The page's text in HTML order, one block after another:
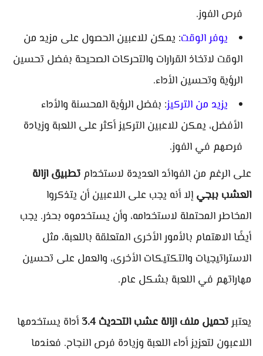
فرص الفوز.
يوفر الوقت: يمكن للاعبين الحصول على مزيد من
الوقت لاتخاذ القرارات والتحركات الصحيحة بفضل تحسين
الرؤية وتحسين الأداء.
يزيد من التركيز: بفضل الرؤية المحسنة والأداء
الأفضل، يمكن للاعبين التركيز أكثر على اللعبة وزيادة
فرصهم في الفوز.
على الرغم من الفوائد العديدة لاستخدام تطبيق ازالة
العشب ببجي إلا أنه يجب على اللاعبين أن يتذكروا
المخاطر المحتملة لاستخدامه، وأن يستخدموه بحذر. يجب
أيضًا الاهتمام بالأمور الأخرى المتعلقة باللعبة، مثل
الاستراتيجيات والتكتيكات الأخرى، والعمل على تحسين
مهاراتهم في اللعبة بشكل عام.
يعتبرتحميل ملف ازالة عشب التحديث 3.4
أداة يستخدمها
اللاعبون لتعزيز أداء اللعبة وزيادة فرص النجاح. فعندما